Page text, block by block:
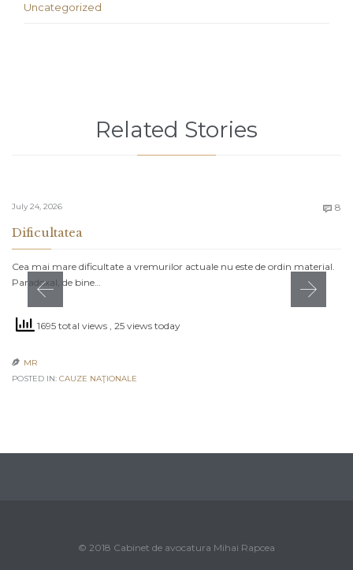
Uncategorized
Related Stories
July 24, 2026  8
Dificultatea
Cea mai mare dificultate a vremurilor actuale nu este de ordin material.
Paradoxal, de bine…
1695 total views , 25 views today
 MR
POSTED IN: CAUZE NAŢIONALE
© 2018 Cabinet de avocatura Mihai Rapcea